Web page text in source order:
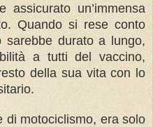
un’immensa
Quando si rese conto
durato a lungo,
a tutti del vaccino,
della sua vita con lo
di motociclismo, era solo